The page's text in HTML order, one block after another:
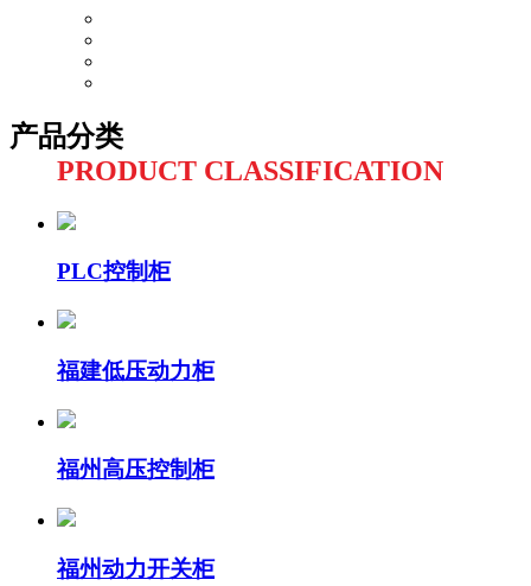
产品分类
PRODUCT CLASSIFICATION
PLC控制柜
福建低压动力柜
福州高压控制柜
福州动力开关柜